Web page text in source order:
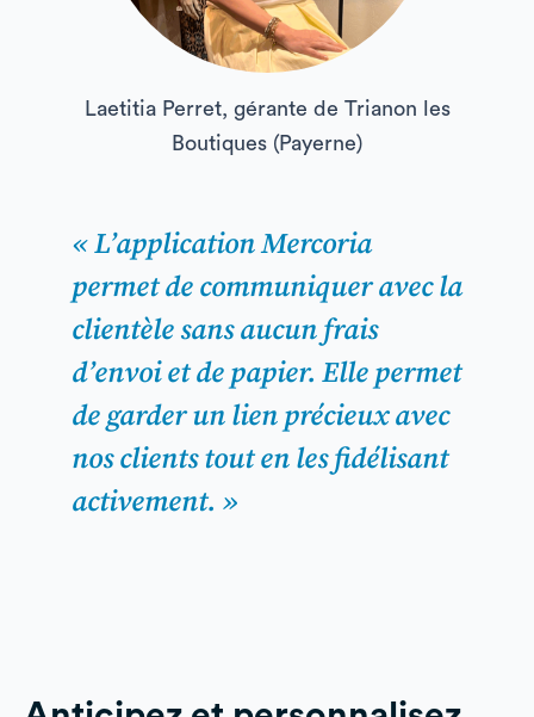
Laetitia Perret, gérante de Trianon les
Boutiques (Payerne)
« L’application Mercoria
permet de communiquer avec la
clientèle sans aucun frais
d’envoi et de papier. Elle permet
de garder un lien précieux avec
nos clients tout en les fidélisant
activement. »